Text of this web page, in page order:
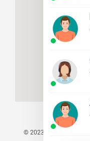
© 2023 TODOS LOS